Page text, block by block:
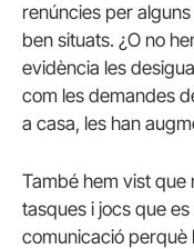
renúncies per
ben situats. ¿O no
evidència les
com les demandes
a casa, les han
També hem vist que
tasques i jocs que
comunicació perquè